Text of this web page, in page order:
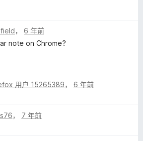
， 6 年前
note on Chrome?
用户 15265389， 6 年前
， 7 年前